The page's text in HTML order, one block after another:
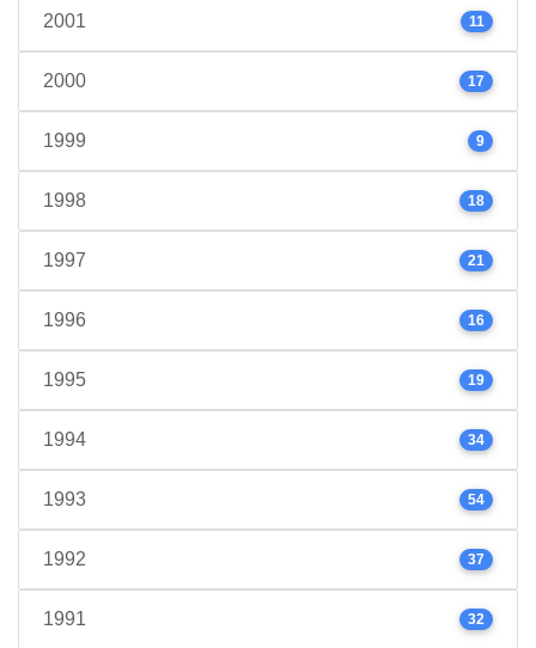
2001 11
2000 17
1999 9
1998 18
1997 21
1996 16
1995 19
1994 34
1993 54
1992 37
1991 32